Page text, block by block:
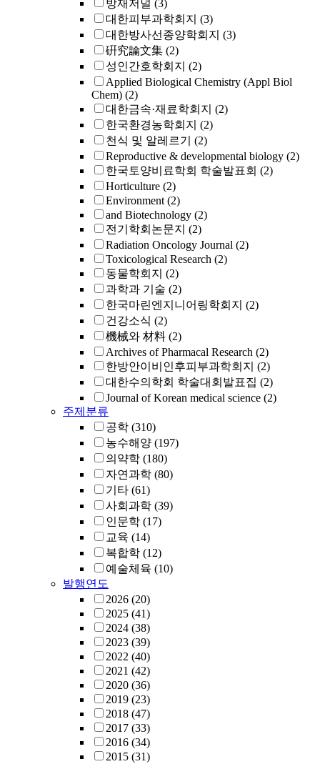
방재저널 (3)
대한피부과학회지 (3)
대한방사선종양학회지 (3)
硏究論文集 (2)
성인간호학회지 (2)
Applied Biological Chemistry (Appl Biol
Chem) (2)
대한금속·재료학회지 (2)
한국환경농학회지 (2)
천식 및 알레르기
(2)
Reproductive & developmental biology (2)
한국토양비료학회 학술발표회 (2)
Horticulture (2)
Environment (2)
and Biotechnology (2)
전기학회논문지 (2)
Radiation Oncology Journal (2)
Toxicological Research (2)
동물학회지 (2)
과학과 기술 (2)
한국마린엔지니어링학회지 (2)
건강소식 (2)
機械와 材料 (2)
Archives of Pharmacal Research (2)
한방안이비인후피부과학회지 (2)
대한수의학회 학술대회발표집 (2)
Journal of Korean medical science (2)
주제분류
공학 (310)
농수해양 (197)
의약학 (180)
자연과학 (80)
기타 (61)
사회과학 (39)
인문학 (17)
교육 (14)
복합학 (12)
예술체육 (10)
발행연도
2026 (20)
2025 (41)
2024 (38)
2023 (39)
2022 (40)
2021 (42)
2020 (36)
2019 (23)
2018 (47)
2017 (33)
2016 (34)
2015 (31)